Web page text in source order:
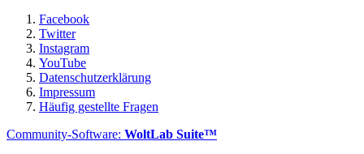
Facebook
Twitter
Instagram
YouTube
Datenschutzerklärung
Impressum
Häufig gestellte Fragen
Community-Software: WoltLab Suite™